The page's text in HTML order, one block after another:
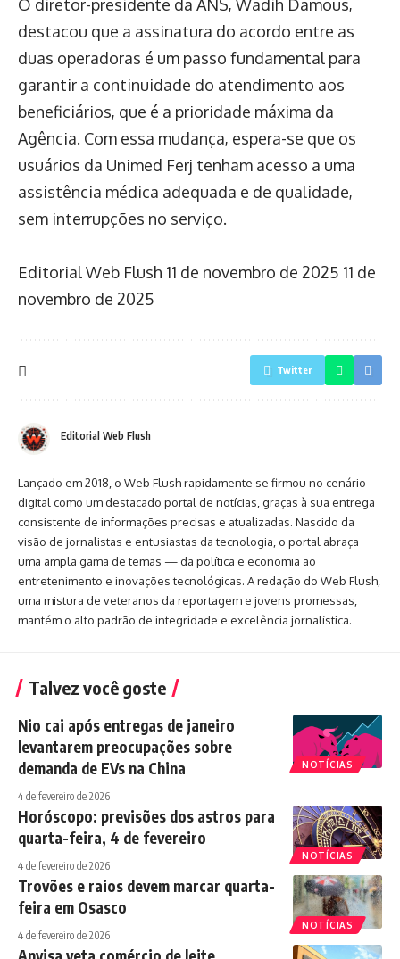
O diretor-presidente da ANS, Wadih Damous,
destacou que a assinatura do acordo entre as
duas operadoras é um passo fundamental para
garantir a continuidade do atendimento aos
beneficiários, que é a prioridade máxima da
Agência. Com essa mudança, espera-se que os
usuários da Unimed Ferj tenham acesso a uma
assistência médica adequada e de qualidade,
sem interrupções no serviço.
Editorial Web Flush 11 de novembro de 2025 11 de
novembro de 2025
Twitter
Editorial Web Flush
Lançado em 2018, o Web Flush rapidamente se firmou no cenário
digital como um destacado portal de notícias, graças à sua entrega
consistente de informações precisas e atualizadas. Nascido da
visão de jornalistas e entusiastas da tecnologia, o portal abraça
uma ampla gama de temas — da política e economia ao
entretenimento e inovações tecnológicas. A redação do Web Flush,
uma mistura de veteranos da reportagem e jovens promessas,
mantém o alto padrão de integridade e excelência jornalística.
Talvez você goste
NOTÍCIAS
Nio cai após entregas de janeiro
levantarem preocupações sobre
demanda de EVs na China
4 de fevereiro de 2026
NOTÍCIAS
Horóscopo: previsões dos astros para
quarta-feira, 4 de fevereiro
4 de fevereiro de 2026
NOTÍCIAS
Trovões e raios devem marcar quarta-
feira em Osasco
4 de fevereiro de 2026